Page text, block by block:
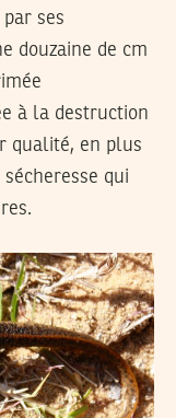
ses
douzaine de cm
à la destruction
qualité, en plus
qui